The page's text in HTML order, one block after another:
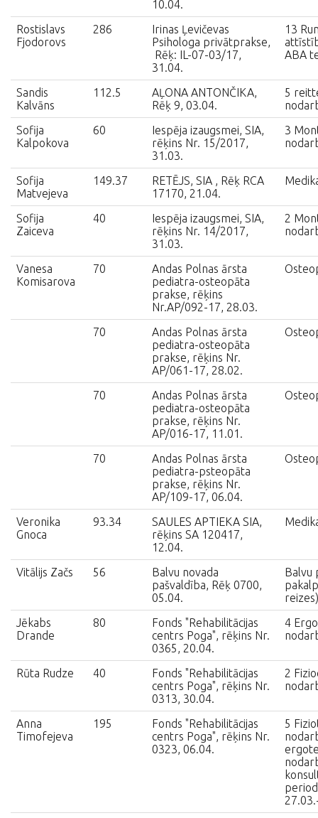
10.04.
Rostislavs
Fjodorovs
286
Irinas Ļevičevas
Psihologa privātprakse,
Rēķ: IL-07-03/17,
31.04.
13
ABA
Sandis
Kalvāns
112.5
AĻONA ANTONČIKA,
Rēķ 9, 03.04.
5
Sofija
Kalpokova
60
Iespēja izaugsmei, SIA,
rēķins Nr. 15/2017,
31.03.
3
Sofija
Matvejeva
149.37
RETĒJS, SIA , Rēķ RCA
17170, 21.04.
Sofija
Zaiceva
40
Iespēja izaugsmei, SIA,
rēķins Nr. 14/2017,
31.03.
2
Vanesa
Komisarova
70
Andas Polnas ārsta
pediatra-osteopāta
prakse, rēķins
Nr.AP/092-17, 28.03.
70
Andas Polnas ārsta
pediatra-osteopāta
prakse, rēķins Nr.
AP/061-17, 28.02.
70
Andas Polnas ārsta
pediatra-osteopāta
prakse, rēķins Nr.
AP/016-17, 11.01.
70
Andas Polnas ārsta
pediatra-psteopāta
prakse, rēķins Nr.
AP/109-17, 06.04.
Veronika
Gnoca
93.34
SAULES APTIEKA SIA,
rēķins SA 120417,
12.04.
Vitālijs Začs 56
Balvu novada
pašvaldība, Rēķ 0700,
05.04.
Balvu
reizes)
Jēkabs
Drande
80
Fonds "Rehabilitācijas
centrs Poga", rēķins Nr.
0365, 20.04.
4
Rūta Rudze 40
Fonds "Rehabilitācijas
centrs Poga", rēķins Nr.
0313, 30.04.
2
Anna
Timofejeva
195
Fonds "Rehabilitācijas
centrs Poga", rēķins Nr.
0323, 06.04.
5